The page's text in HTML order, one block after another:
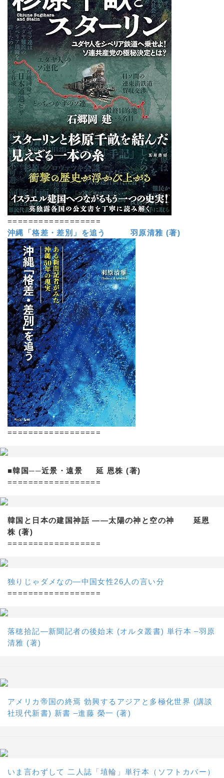
==================
沖縄「格差・差別」を追う 羽原清雅 (著)
==================
■韓国──近景・遠景 延 恩株 (著)
==================
韓国と日本の建国神話 ——太陽の神と空の神 延恩
株 (著)
==================
独りじゃダメなの―中国女性26人の言い分
==================
落穂拾記―新聞記者の後始末 (オルタ叢書) 単行本 –羽原
清雅 (著)
アメリカ帝国の終焉 勃興するアジアと多極化世界 (講談
社現代新書) 新書 –進藤 榮一 (著)
いま言わずして 二人誌「埴輪」単行本（ソフトカバー）